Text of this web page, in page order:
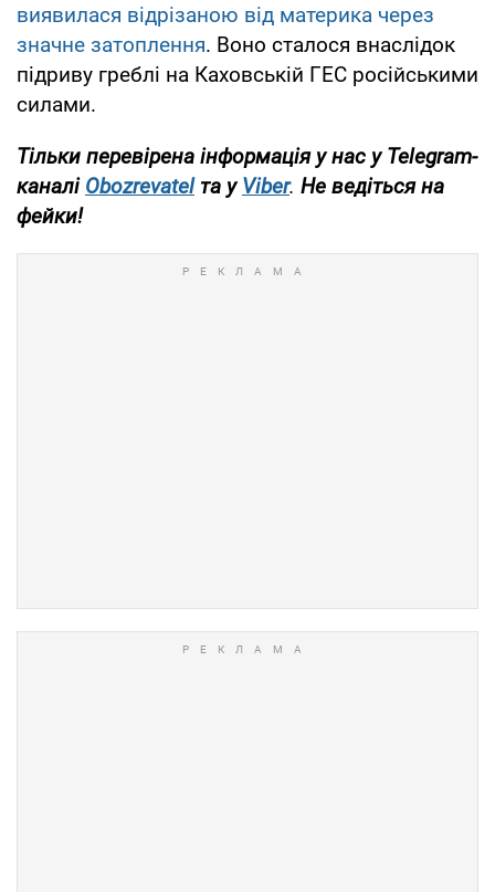
виявилася відрізаною від материка через
значне затоплення. Воно сталося внаслідок
підриву греблі на Каховській ГЕС російськими
силами.
Тільки перевірена інформація у нас у Telegram-
каналі Obozrevatel та у Viber. Не ведіться на
фейки!